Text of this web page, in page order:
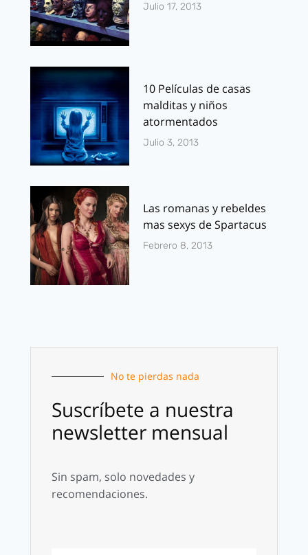
Julio 17, 2013
10 Películas de casas
malditas y niños
atormentados
Julio 3, 2013
Las romanas y rebeldes
mas sexys de Spartacus
Febrero 8, 2013
No te pierdas nada
Suscríbete a nuestra
newsletter mensual
Sin spam, solo novedades y
recomendaciones.